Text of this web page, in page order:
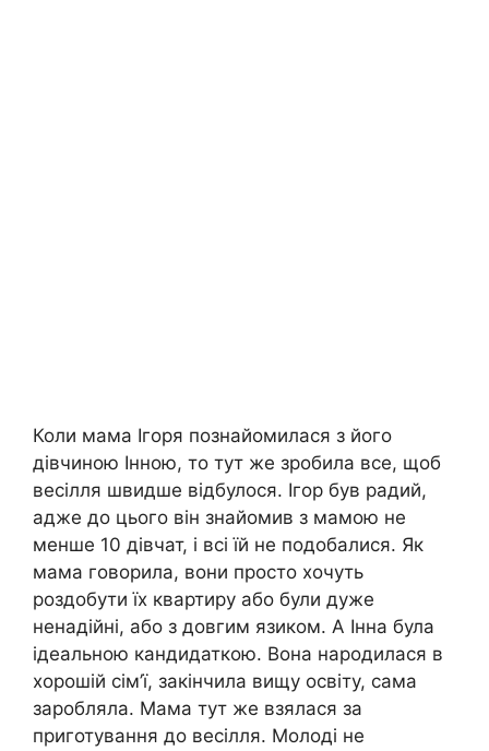
Коли мама Ігоря познайомилася з його
дівчиною Інною, то тут же зробила все, щоб
весілля швидше відбулося. Ігор був радий,
адже до цього він знайомив з мамою не
менше 10 дівчат, і всі їй не подобалися. Як
мама говорила, вони просто хочуть
роздобути їх квартиру або були дуже
ненадійні, або з довгим язиком. А Інна була
ідеальною кандидаткою. Вона народилася в
хорошій сім’ї, закінчила вищу освіту, сама
заробляла. Мама тут же взялася за
приготування до весілля. Молоді не